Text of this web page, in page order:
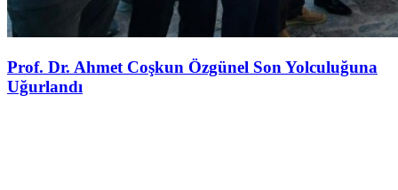
Prof. Dr. Ahmet Coşkun Özgünel Son Yolculuğuna
Uğurlandı